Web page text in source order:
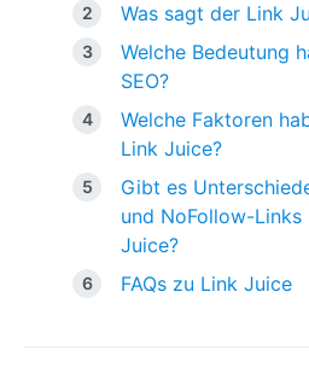
Was sagt der Link
Welche Bedeutung
SEO?
Welche Faktoren
Link Juice?
Gibt es
und NoFollow-
Juice?
FAQs zu Link Juice